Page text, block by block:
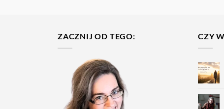
ZACZNIJ OD TEGO: CZY